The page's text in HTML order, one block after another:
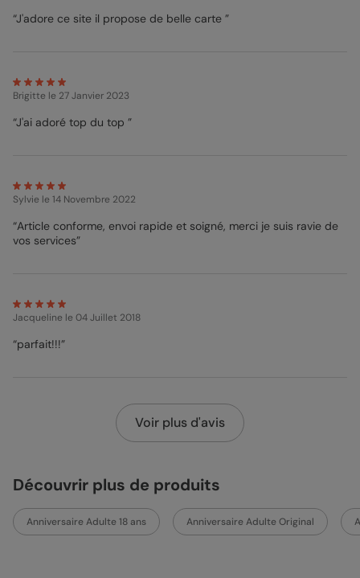
“J'adore ce site il propose de belle carte ”
Brigitte le 27 Janvier 2023
“J'ai adoré top du top ”
Sylvie le 14 Novembre 2022
“Article conforme, envoi rapide et soigné, merci je suis ravie de
vos services”
Jacqueline le 04 Juillet 2018
“parfait!!!”
Voir plus d'avis
Découvrir plus de produits
Anniversaire Adulte 18 ans Anniversaire Adulte Original